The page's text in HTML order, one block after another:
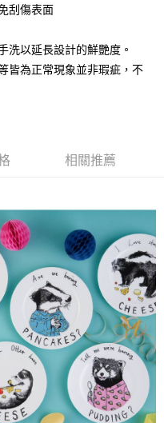
費
費
刮傷表面
洗以延長設計的鮮艷度。
皆為正常現象並非瑕疵，不
相關推薦